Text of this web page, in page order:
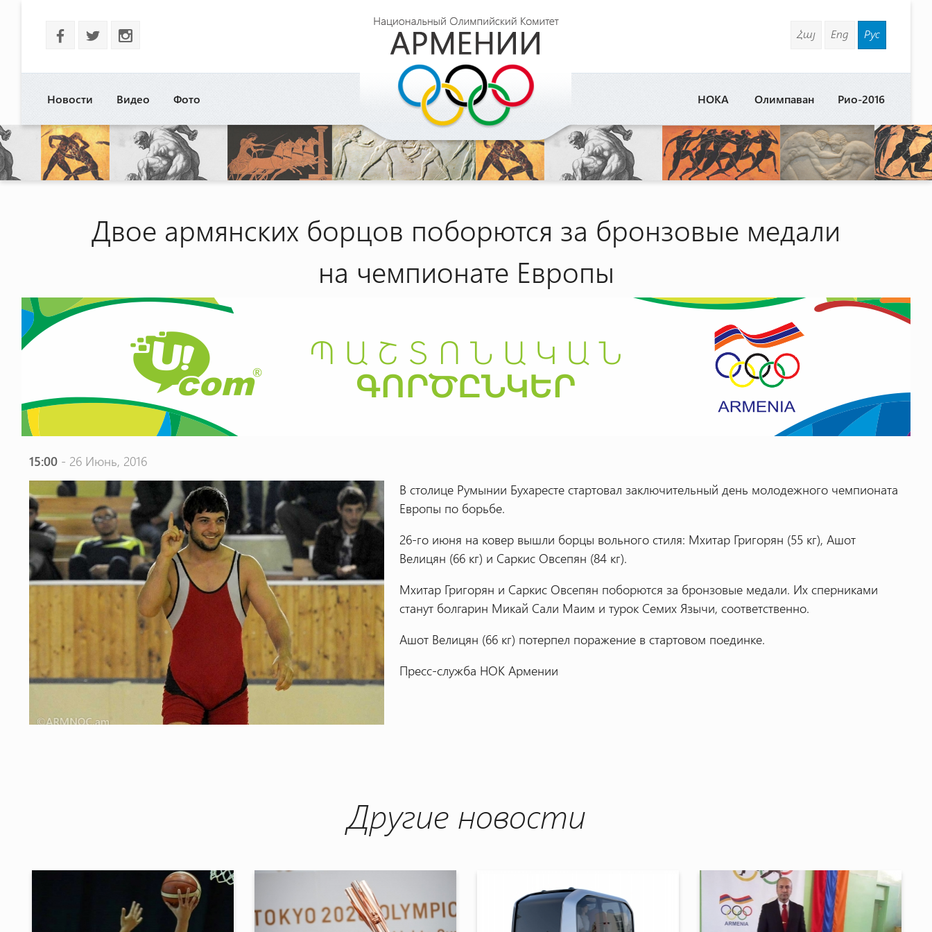
b a x Հայ Eng Рус
Новости Видео Фото Рио-2016
Олимпаван
НОКА
Двое армянских борцов поборются за бронзовые медали
на чемпионате Европы
15:00 - 26 Июнь, 2016
В столице Румынии Бухаресте стартовал заключительный день молодежного чемпионата
Европы по борьбе.
26-го июня на ковер вышли борцы вольного стиля: Мхитар Григорян (55 кг), Ашот
Велицян (66 кг) и Саркис Овсепян (84 кг).
Мхитар Григорян и Саркис Овсепян поборются за бронзовые медали. Их сперниками
станут болгарин Микай Сали Маим и турок Семих Язычи, соответственно.
Ашот Велицян (66 кг) потерпел поражение в стартовом поединке.
Пресс-служба НОК Армении
Другие новости